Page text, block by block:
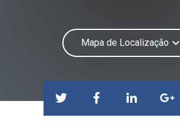
Mapa de Localizaçãokeyboard_arrow_down